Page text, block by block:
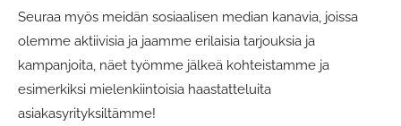
Seuraa myös meidän sosiaalisen median kanavia, joissa
olemme aktiivisia ja jaamme erilaisia tarjouksia ja
kampanjoita, näet työmme jälkeä kohteistamme ja
esimerkiksi mielenkiintoisia haastatteluita
asiakasyrityksiltämme!